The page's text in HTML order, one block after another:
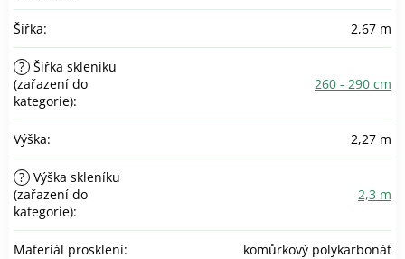
Šířka: 2,67 m
? Šířka skleníku
(zařazení do
kategorie):
260 - 290 cm
Výška: 2,27 m
? Výška skleníku
(zařazení do
kategorie):
2,3 m
Materiál prosklení: komůrkový polykarbonát